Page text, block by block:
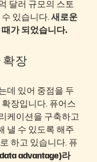
달러 규모의 스토
있습니다. 새로운
때가되었습니다.
확장
데 있어 중점을 두
장입니다. 퓨어스
케이션을 구축하고
낼 수 있도록 해주
하고 있습니다. 퓨
advantage)라